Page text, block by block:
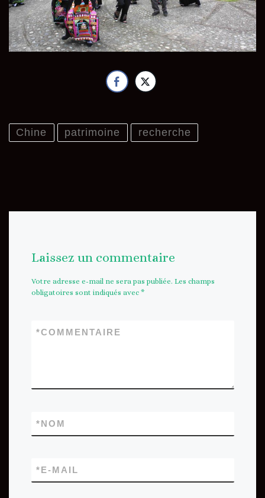
Chine patrimoine recherche
Laissez un commentaire
Votre adresse e-mail ne sera pas publiée. Les champs
obligatoires sont indiqués avec *
COMMENTAIRE
*
NOM
*
E-MAIL
*